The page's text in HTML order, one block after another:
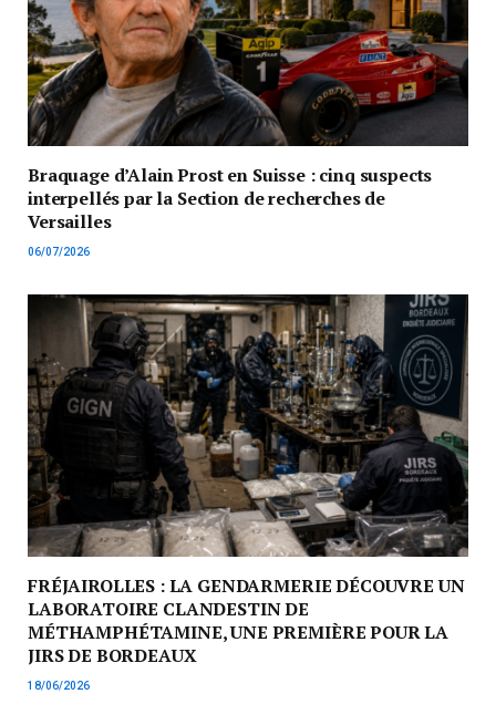
Braquage d’Alain Prost en Suisse : cinq suspects
interpellés par la Section de recherches de
Versailles
06/07/2026
FRÉJAIROLLES : LA GENDARMERIE DÉCOUVRE UN
LABORATOIRE CLANDESTIN DE
MÉTHAMPHÉTAMINE, UNE PREMIÈRE POUR LA
JIRS DE BORDEAUX
18/06/2026